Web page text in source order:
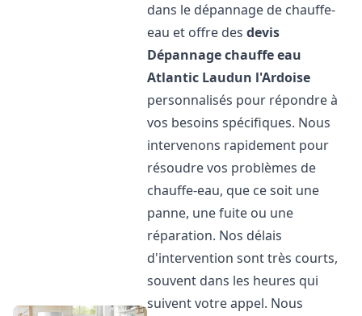
dans le dépannage de chauffe-
eau et offre desdevis
Dépannage chauffe eau
Atlantic Laudun l'Ardoise
personnalisés pour répondre à
vos besoins spécifiques. Nous
intervenons rapidement pour
résoudre vos problèmes de
chauffe-eau, que ce soit une
panne, une fuite ou une
réparation. Nos délais
d'intervention sont très courts,
souvent dans les heures qui
suivent votre appel. Nous